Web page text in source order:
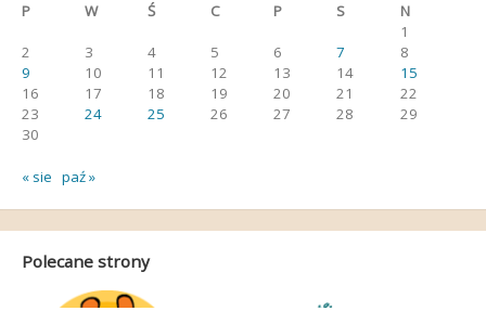
P
W Ś C P S
N
1
2
3 4 5 6 7
8
9
10 11 12 13 14
15
16
17 18 19 20 21
22
23
24 25 26 27 28
29
30
« sie paź »
Polecane strony